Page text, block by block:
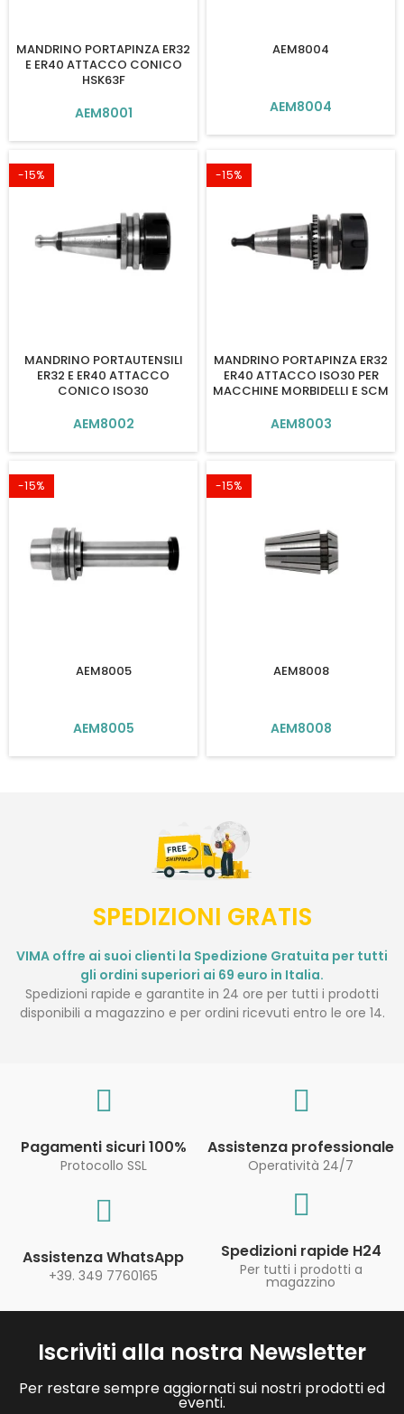
MANDRINO PORTAPINZA ER32
E ER40 ATTACCO CONICO
HSK63F
AEM8001
AEM8004
AEM8004
-15%
MANDRINO PORTAUTENSILI
ER32 E ER40 ATTACCO
CONICO ISO30
AEM8002
-15%
MANDRINO PORTAPINZA ER32
ER40 ATTACCO ISO30 PER
MACCHINE MORBIDELLI E SCM
AEM8003
-15%
AEM8005
AEM8005
-15%
AEM8008
AEM8008
SPEDIZIONI GRATIS
VIMA offre ai suoi clienti la Spedizione Gratuita per tutti
gli ordini superiori ai 69 euro in Italia.
Spedizioni rapide e garantite in 24 ore per tutti i prodotti
disponibili a magazzino e per ordini ricevuti entro le ore 14.
Pagamenti sicuri 100%
Protocollo SSL
Assistenza professionale
Operatività 24/7
Assistenza WhatsApp
+39. 349 7760165
Spedizioni rapide H24
Per tutti i prodotti a
magazzino
Iscriviti alla nostra Newsletter
Per restare sempre aggiornati sui nostri prodotti ed
eventi.